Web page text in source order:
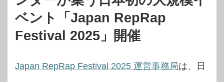
ベント「Japan RepRap
Festival 2025」開催
Japan RepRap Festival 2025 運営事務局は、日